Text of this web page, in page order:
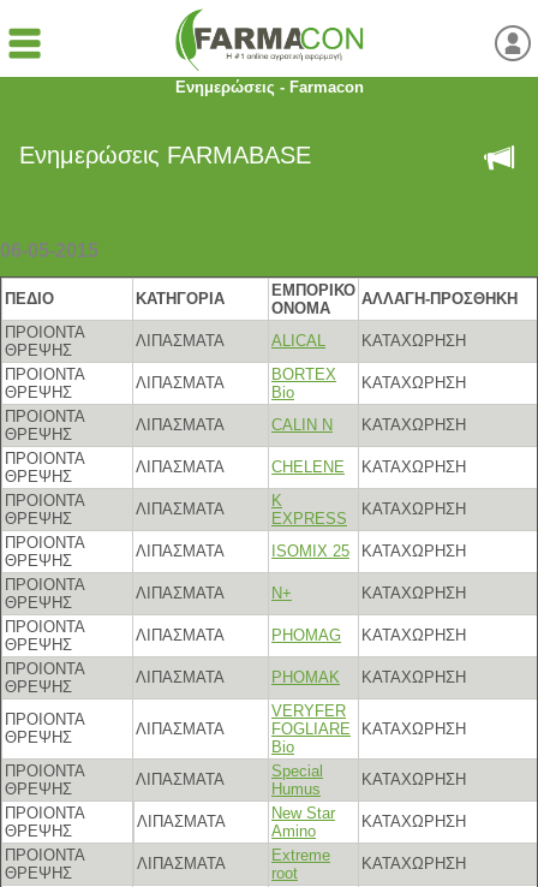
Ενημερώσεις - Farmacon
Ενημερώσεις FARMABASE
06-05-2015
ΠΕΔΙΟ ΚΑΤΗΓΟΡΙΑ
ΕΜΠΟΡΙΚΟ
ΟΝΟΜΑ
ΑΛΛΑΓΗ-ΠΡΟΣΘΗΚΗ
ΠΡΟΙΟΝΤΑ
ΘΡΕΨΗΣ
ΛΙΠΑΣΜΑΤΑ ALICAL
ΚΑΤΑΧΩΡΗΣΗ
ΠΡΟΙΟΝΤΑ
ΘΡΕΨΗΣ
ΛΙΠΑΣΜΑΤΑ
BORTEX
Bio
ΚΑΤΑΧΩΡΗΣΗ
ΠΡΟΙΟΝΤΑ
ΘΡΕΨΗΣ
ΛΙΠΑΣΜΑΤΑ CALIN N
ΚΑΤΑΧΩΡΗΣΗ
ΠΡΟΙΟΝΤΑ
ΘΡΕΨΗΣ
ΛΙΠΑΣΜΑΤΑ CHELENE
ΚΑΤΑΧΩΡΗΣΗ
ΠΡΟΙΟΝΤΑ
ΘΡΕΨΗΣ
ΛΙΠΑΣΜΑΤΑ
K
EXPRESS
ΚΑΤΑΧΩΡΗΣΗ
ΠΡΟΙΟΝΤΑ
ΘΡΕΨΗΣ
ΛΙΠΑΣΜΑΤΑ ISOMIX 25
ΚΑΤΑΧΩΡΗΣΗ
ΠΡΟΙΟΝΤΑ
ΘΡΕΨΗΣ
ΛΙΠΑΣΜΑΤΑ N+
ΚΑΤΑΧΩΡΗΣΗ
ΠΡΟΙΟΝΤΑ
ΘΡΕΨΗΣ
ΛΙΠΑΣΜΑΤΑ PHOMAG
ΚΑΤΑΧΩΡΗΣΗ
ΠΡΟΙΟΝΤΑ
ΘΡΕΨΗΣ
ΛΙΠΑΣΜΑΤΑ PHOMAK ΚΑΤΑΧΩΡΗΣΗ
ΠΡΟΙΟΝΤΑ
ΘΡΕΨΗΣ
ΛΙΠΑΣΜΑΤΑ
VERYFER
FOGLIARE
Bio
ΚΑΤΑΧΩΡΗΣΗ
ΠΡΟΙΟΝΤΑ
ΘΡΕΨΗΣ
ΛΙΠΑΣΜΑΤΑ
Special
Humus
ΚΑΤΑΧΩΡΗΣΗ
ΠΡΟΙΟΝΤΑ
ΘΡΕΨΗΣ
ΛΙΠΑΣΜΑΤΑ
New Star
Amino
ΚΑΤΑΧΩΡΗΣΗ
ΠΡΟΙΟΝΤΑ
ΘΡΕΨΗΣ
ΛΙΠΑΣΜΑΤΑ
Extreme
root
ΚΑΤΑΧΩΡΗΣΗ